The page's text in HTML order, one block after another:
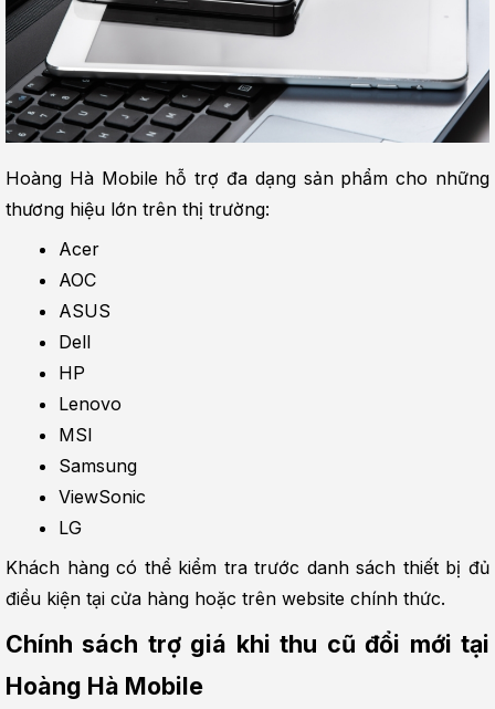
Hoàng Hà Mobile hỗ trợ đa dạng sản phẩm cho những
thương hiệu lớn trên thị trường:
Acer
AOC
ASUS
Dell
HP
Lenovo
MSI
Samsung
ViewSonic
LG
Khách hàng có thể kiểm tra trước danh sách thiết bị đủ
điều kiện tại cửa hàng hoặc trên website chính thức.
Chính sách trợ giá khi thu cũ đổi mới tại
Hoàng Hà Mobile